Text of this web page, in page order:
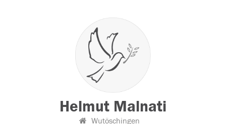
Helmut Malnati
Wutöschingen